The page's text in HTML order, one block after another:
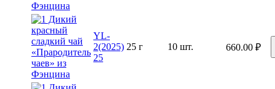
YL-
2(2025)
25
25 г 10 шт. 660.00 ₽